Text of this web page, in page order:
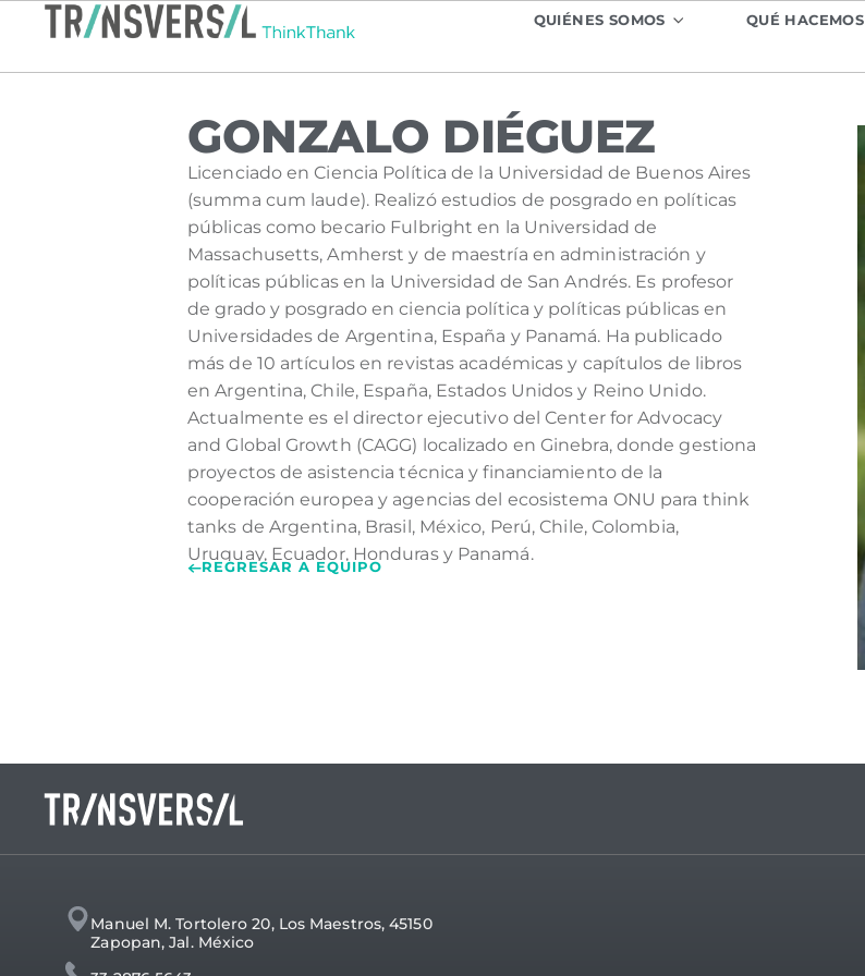
QUIÉNES SOMOS QUÉ HACEMOS
GONZALO DIÉGUEZ
Licenciado en Ciencia Política de la Universidad de Buenos Aires
(summa cum laude). Realizó estudios de posgrado en políticas
públicas como becario Fulbright en la Universidad de
Massachusetts, Amherst y de maestría en administración y
políticas públicas en la Universidad de San Andrés. Es profesor
de grado y posgrado en ciencia política y políticas públicas en
Universidades de Argentina, España y Panamá. Ha publicado
más de 10 artículos en revistas académicas y capítulos de libros
en Argentina, Chile, España, Estados Unidos y Reino Unido.
Actualmente es el director ejecutivo del Center for Advocacy
and Global Growth (CAGG) localizado en Ginebra, donde gestiona
proyectos de asistencia técnica y financiamiento de la
cooperación europea y agencias del ecosistema ONU para think
tanks de Argentina, Brasil, México, Perú, Chile, Colombia,
Uruguay, Ecuador, Honduras y Panamá.
REGRESAR A EQUIPO
Manuel M. Tortolero 20, Los Maestros, 45150
Zapopan, Jal. México